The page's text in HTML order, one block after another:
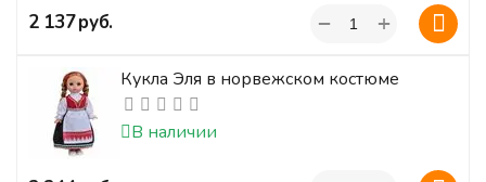
‍2 137‍руб. +
−
Кукла Эля в норвежском костюме
В наличии